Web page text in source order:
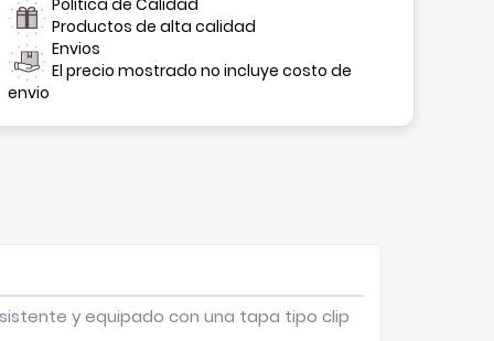
Productos de alta calidad
Envios
El precio mostrado no incluye costo de
envio
y equipado con una tapa tipo clip